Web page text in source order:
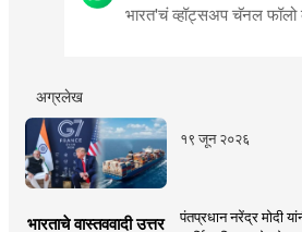
भारत'चं व्हॉट्सअप चॅनल फॉलो
अग्रलेख
१९ जून २०२६
भारताचे वास्तववादी उत्तर
पंतप्रधान नरेंद्र मोदी